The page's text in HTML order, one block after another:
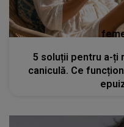
5 soluții pentru a-ți
caniculă. Ce